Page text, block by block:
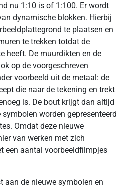
nu 1:10 is of 1:100. Er wordt
dynamische blokken. Hierbij
te plaatsen en
te trekken totdat de
heeft. De muurdikten en de
op de voorgeschreven
voorbeeld uit de metaal: de
die naar de tekening en trekt
is. De bout krijgt dan altijd
worden gepresenteerd
Omdat deze nieuwe
van werken met zich
een aantal voorbeeldfilmpjes
aan de nieuwe symbolen en